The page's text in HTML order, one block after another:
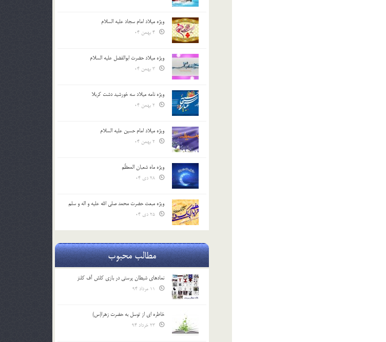
ویژه میلاد امام سجاد علیه السلام
ویژه میلاد حضرت ابوالفضل علیه السلام
ویژه نامه میلاد سه خورشید دشت کربلا
ویژه میلاد امام حسین علیه السلام
ویژه ماه شعبان المعظّم
ویژه مبعث حضرت محمد صلی الله علیه و اله و سلم
مطالب محبوب
نمادهای شیطان پرستی در بازی کلش آف کلنز
خاطره ای از توسل به حضرت زهرا(س)